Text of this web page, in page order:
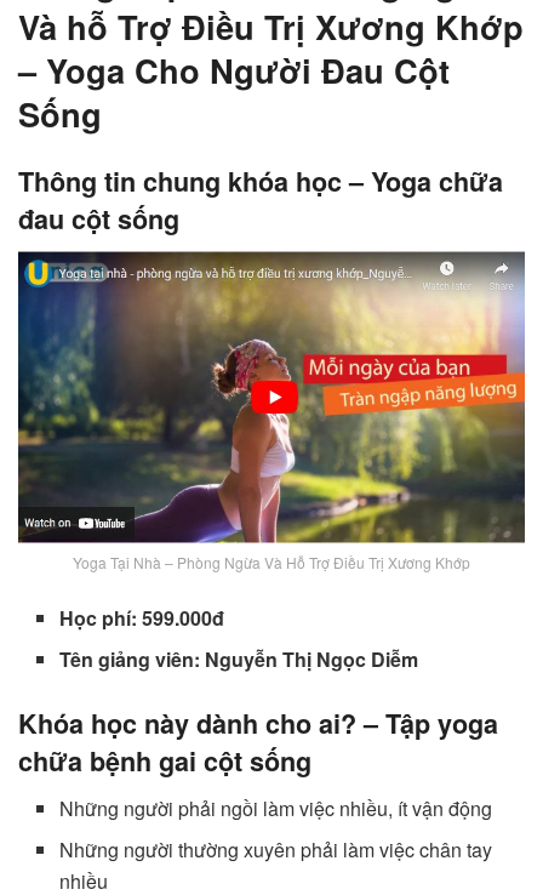
Và hỗ Trợ Điều Trị Xương Khớp
– Yoga Cho Người Đau Cột
Sống
Thông tin chung khóa học – Yoga chữa
đau cột sống
Yoga Tại Nhà – Phòng Ngừa Và Hỗ Trợ Điều Trị Xương Khớp
Học phí: 599.000đ
Tên giảng viên: Nguyễn Thị Ngọc Diễm
Khóa học này dành cho ai? – Tập yoga
chữa bệnh gai cột sống
Những người phải ngồi làm việc nhiều, ít vận động
Những người thường xuyên phải làm việc chân tay
nhiều